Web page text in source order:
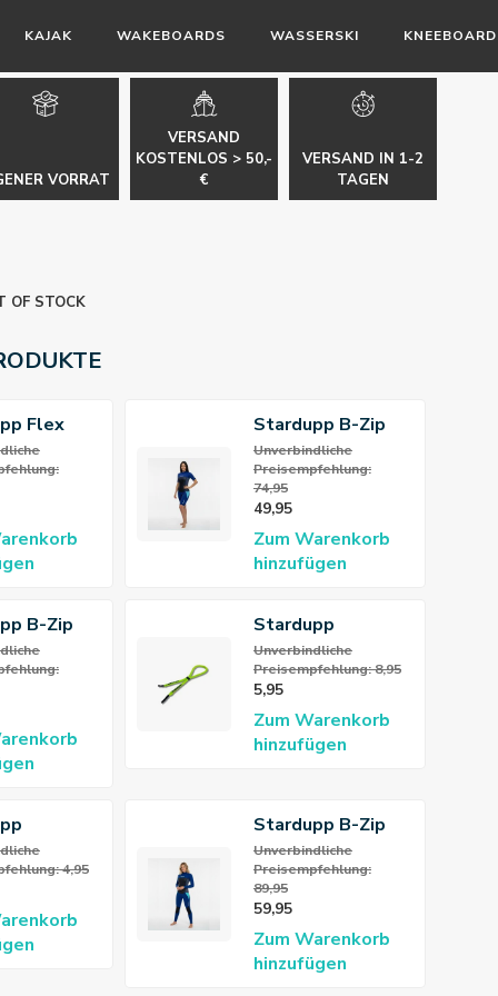
KAJAK WAKEBOARDS WASSERSKI
VORRAT
VERSAND
KOSTENLOS > 50,-
€
VERSAND IN 1-2
TAGEN
OF STOCK
Flex
Schuh
Stardupp B-Zip
Flex Shorty
3/2mm
Neoprenanzug
Damen
Unverbindliche
Preisempfehlung:
74,95
49,95
Zum Warenkorb
hinzufügen
B-Zip
Stardupp
Schwimmendes
Brillenband
Unverbindliche
Preisempfehlung: 8,95
5,95
Zum Warenkorb
hinzufügen
4,95
Stardupp B-Zip
Flex Fullsuit
3/2mm
Neoprenanzug
Damen
Unverbindliche
Preisempfehlung:
89,95
59,95
Zum Warenkorb
hinzufügen